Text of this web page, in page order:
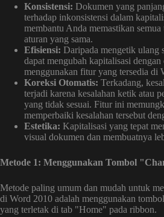
Konsistensi: Dokumen yang
terhadap inkonsistensi dalam
membantu Anda memastikan
aturan yang sama.
Efisiensi: Daripada mengetik ulang
dapat mengubah kapitalisasi dengan
menggunakan fitur yang tersedia di
Koreksi Otomatis: Terkadang,
terjadi karena kesalahan ketik atau
yang tidak sesuai. Fitur ini
memperbaiki kesalahan tersebut
Estetika: Kapitalisasi yang tepat
visual dokumen dan membuatnya
Metode 1: Menggunakan Tombol
Metode paling umum dan mudah untuk
di Word 2010 adalah menggunakan
yang terletak di tab "Home" pada ribbon.